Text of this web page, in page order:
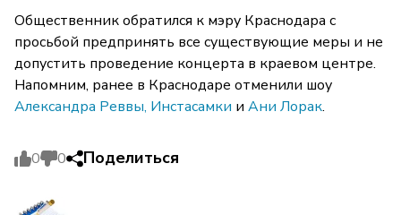
Общественник обратился к мэру Краснодара с
просьбой предпринять все существующие меры и не
допустить проведение концерта в краевом центре.
Напомним, ранее в Краснодаре отменили шоу
Александра Реввы, Инстасамки и Ани Лорак.
0 0 Поделиться